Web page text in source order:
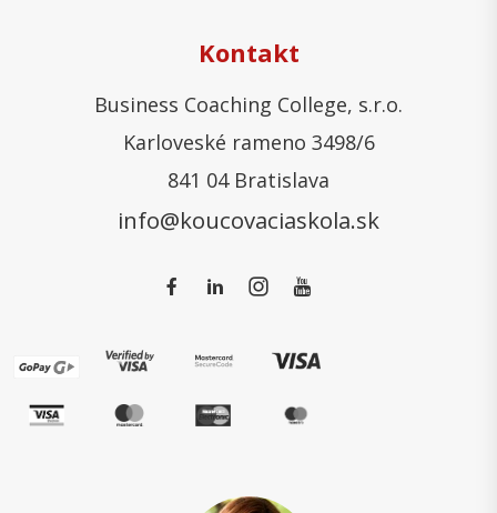
Kontakt
Business Coaching College, s.r.o.
Karloveské rameno 3498/6
841 04 Bratislava
info@koucovaciaskola.sk